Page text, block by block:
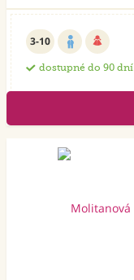
3-10
dostupné do 90 dní